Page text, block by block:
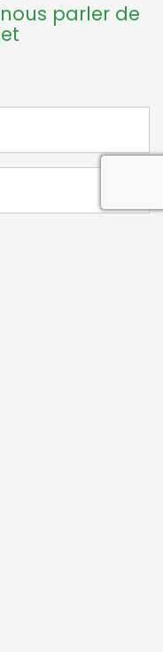
parler de